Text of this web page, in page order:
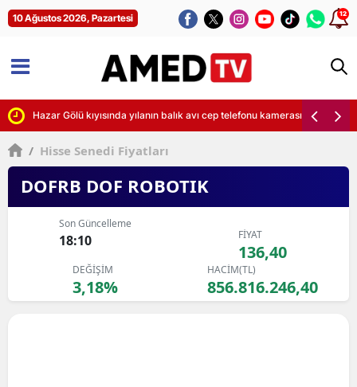
10 Ağustos 2026, Pazartesi 12
Hazar Gölü kıyısında yılanın balık avı cep telefonu kamerasına yansıdı
/ Hisse Senedi Fiyatları
DOFRB DOF ROBOTIK
Son Güncelleme
18:10 FİYAT
136,40
DEĞİŞİM
3,18%
HACİM(TL)
856.816.246,40